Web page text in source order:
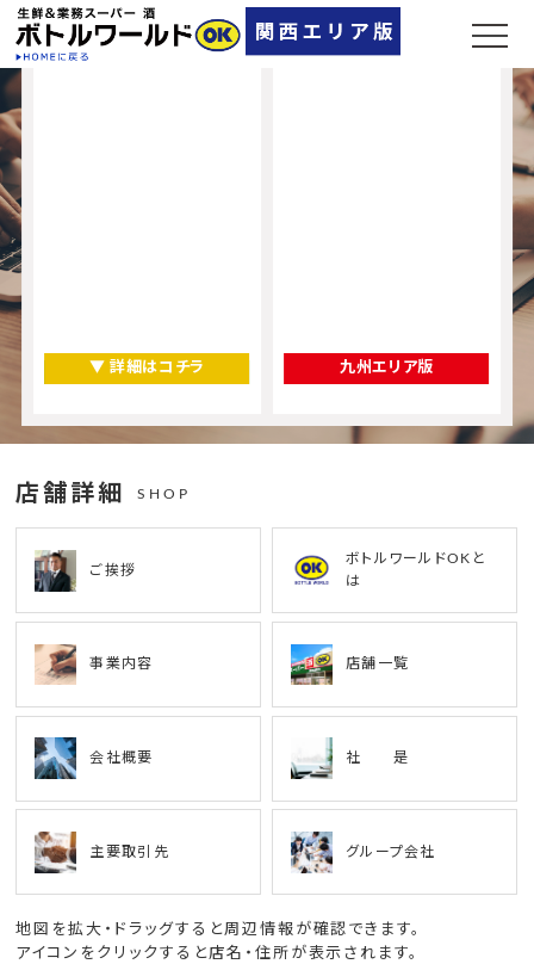
▼ 詳細はコチラ 九州エリア版
店舗詳細 SHOP
ご挨拶
ボトルワールドOKと
は
事業内容 店舗一覧
会社概要 社 是
主要取引先 グループ会社
地図を拡大・ドラッグすると周辺情報が確認できます。
アイコンをクリックすると店名・住所が表示されます。